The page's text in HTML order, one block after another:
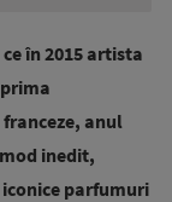
în 2015 artista
anul
inedit,
parfumuri